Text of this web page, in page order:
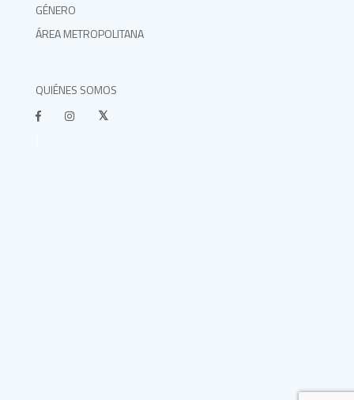
GÉNERO
ÁREA METROPOLITANA
QUIÉNES SOMOS